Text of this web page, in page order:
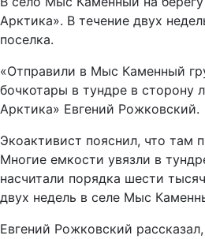
Арктика». В течение двух
поселка.
«Отправили в Мыс Каменный
бочкотары в тундре в сторону
Арктика» Евгений Рожковский.
Экоактивист пояснил, что там
Многие емкости увязли в
насчитали порядка шести
двух недель в селе Мыс
Евгений Рожковский